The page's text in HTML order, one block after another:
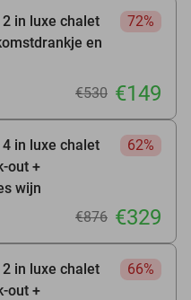
in luxe chalet
en
72%
€530 €149
in luxe chalet
out +
wijn
62%
€876 €329
in luxe chalet
out +
66%